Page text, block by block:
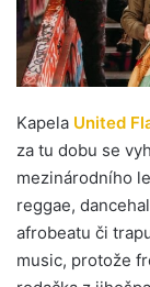
Kapela United
za tu dobu se
mezinárodního
reggae,
afrobeatu či
music, protože